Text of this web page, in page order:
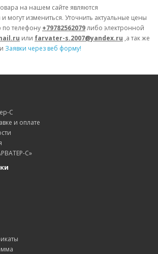
на нашем сайте являются
могут измениться. Уточнить актуальные цены
по телефону +79782562079либо электронной
или farvater-s.2007@yandex.ru ,а так же
Заявки через веб форму!
С
и оплате
С»